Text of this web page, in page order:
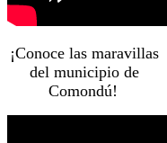
¡Conoce las maravillas
del municipio de
Comondú!